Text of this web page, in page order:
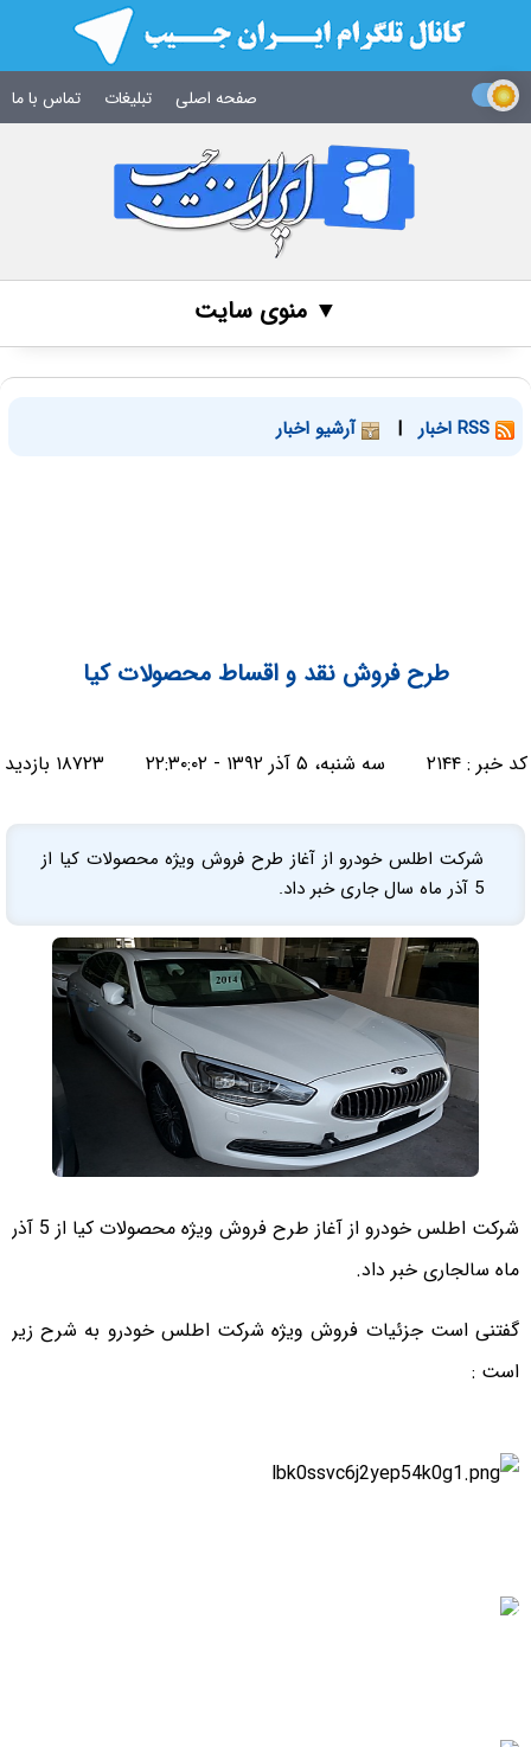
صفحه اصلی تبلیغات تماس با ما
▼ منوی سایت
| آرشیو اخبار
طرح فروش نقد و اقساط محصولات کیا
کد خبر :۲۱۴۴ سه شنبه، ۵ آذر ۱۳۹۲ - ۲۲:۳۰:۰۲ ۱۸۷۲۳ بازدید
شرکت اطلس خودرو از آغاز طرح فروش ویژه محصولات کیا از
5 آذر ماه سال جاری خبر داد.
شرکت اطلس خودرو از آغاز طرح فروش ویژه محصولات کیا از 5 آذر
ماه سالجاری خبر داد.
گفتنی است جزئیات فروش ویژه شرکت اطلس خودرو به شرح زیر
است :